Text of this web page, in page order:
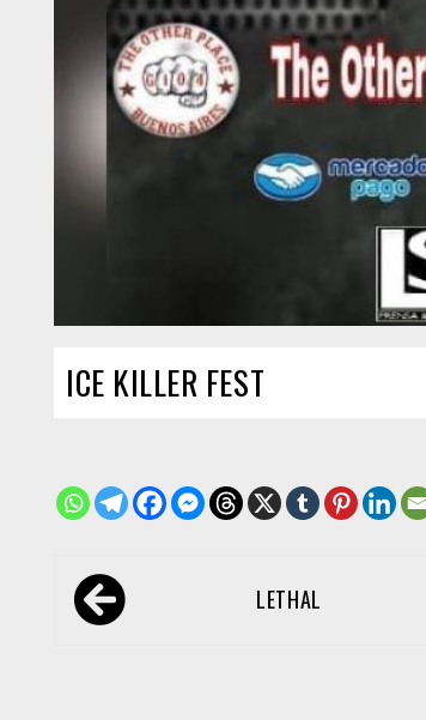
ICE KILLER FEST
Navegación
de LETHAL